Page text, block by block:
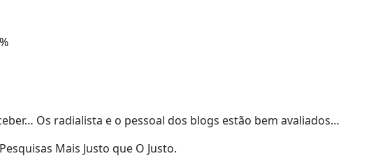
Os radialista e o pessoal dos blogs estão bem avaliados…
Mais Justo que O Justo.